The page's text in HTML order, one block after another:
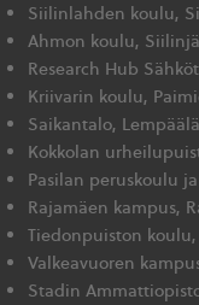
Siilinlahden koulu,
Ahmon koulu,
Research Hub
Kriivarin koulu,
Saikantalo,
Kokkolan
Pasilan peruskoulu
Rajamäen kampus,
Tiedonpuiston koulu,
Valkeavuoren
Stadin